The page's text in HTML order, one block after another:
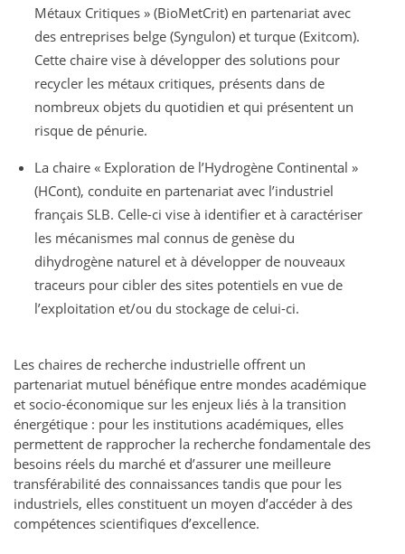
Métaux Critiques » (BioMetCrit) en partenariat avec
des entreprises belge (Syngulon) et turque (Exitcom).
Cette chaire vise à développer des solutions pour
recycler les métaux critiques, présents dans de
nombreux objets du quotidien et qui présentent un
risque de pénurie.
La chaire « Exploration de l’Hydrogène Continental »
(HCont), conduite en partenariat avec l’industriel
français SLB. Celle-ci vise à identifier et à caractériser
les mécanismes mal connus de genèse du
dihydrogène naturel et à développer de nouveaux
traceurs pour cibler des sites potentiels en vue de
l’exploitation et/ou du stockage de celui-ci.
Les chaires de recherche industrielle offrent un
partenariat mutuel bénéfique entre mondes académique
et socio-économique sur les enjeux liés à la transition
énergétique : pour les institutions académiques, elles
permettent de rapprocher la recherche fondamentale des
besoins réels du marché et d’assurer une meilleure
transférabilité des connaissances tandis que pour les
industriels, elles constituent un moyen d’accéder à des
compétences scientifiques d’excellence.